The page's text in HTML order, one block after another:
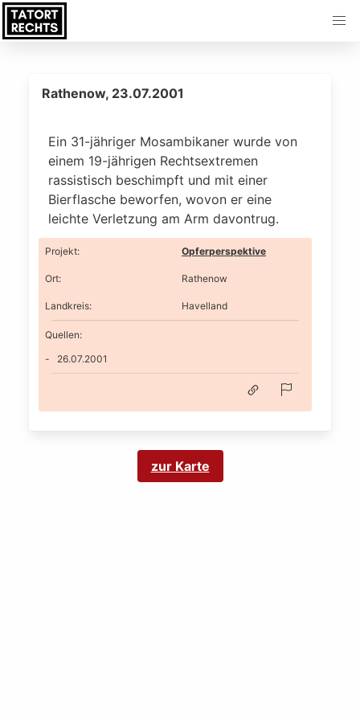
Rathenow, 23.07.2001
Ein 31-jähriger Mosambikaner wurde von
einem 19-jährigen Rechtsextremen
rassistisch beschimpft und mit einer
Bierflasche beworfen, wovon er eine
leichte Verletzung am Arm davontrug.
Projekt: Opferperspektive
Ort: Rathenow
Landkreis: Havelland
Quellen:
26.07.2001
zur Karte